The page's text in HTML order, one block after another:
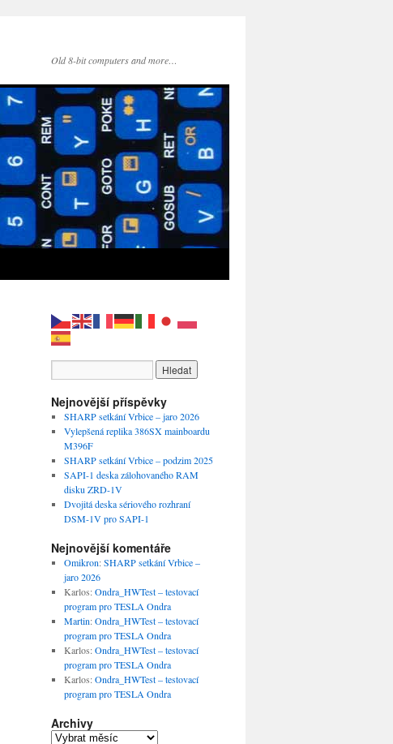
Old 8-bit computers and more…
Nejnovější příspěvky
SHARP setkání Vrbice – jaro 2026
Vylepšená replika 386SX mainboardu
M396F
SHARP setkání Vrbice – podzim 2025
SAPI-1 deska zálohovaného RAM
disku ZRD-1V
Dvojitá deska sériového rozhraní
DSM-1V pro SAPI-1
Nejnovější komentáře
Omikron:SHARP setkání Vrbice –
jaro 2026
Karlos:Ondra_HWTest – testovací
program pro TESLA Ondra
Martin:Ondra_HWTest – testovací
program pro TESLA Ondra
Karlos:Ondra_HWTest – testovací
program pro TESLA Ondra
Karlos:Ondra_HWTest – testovací
program pro TESLA Ondra
Archivy
Archivy